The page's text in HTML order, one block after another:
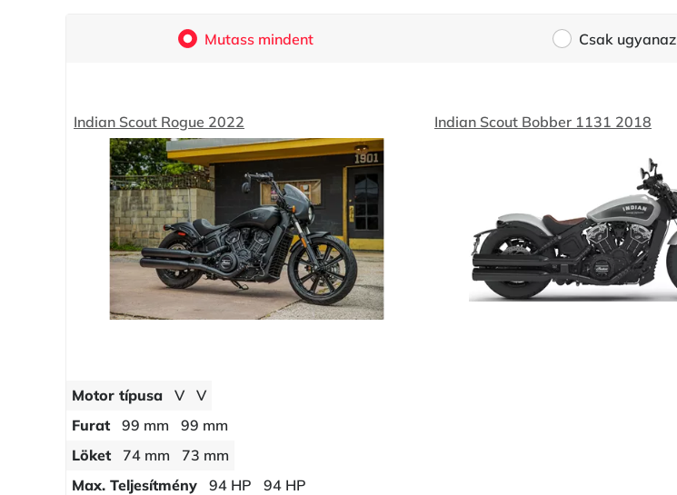
Mutass mindent Csak ugyanaz
Indian Scout Rogue 2022 Indian Scout Bobber 1131 2018
Motor típusa
V
V
Furat
99 mm
99 mm
Löket
74 mm
73 mm
Max. Teljesítmény
94 HP
94 HP